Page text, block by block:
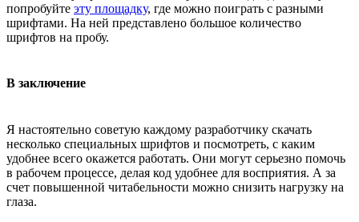
попробуйте эту площадку, где можно поиграть с разными
шрифтами. На ней представлено большое количество
шрифтов на пробу.
В заключение
Я настоятельно советую каждому разработчику скачать
несколько специальных шрифтов и посмотреть, с каким
удобнее всего окажется работать. Они могут серьезно помочь
в рабочем процессе, делая код удобнее для восприятия. А за
счет повышенной читабельности можно снизить нагрузку на
глаза.